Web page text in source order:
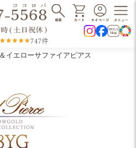
747件
イエローサファイアピアス